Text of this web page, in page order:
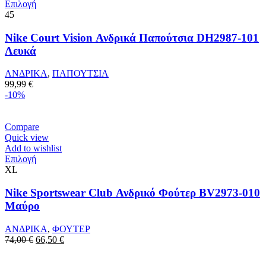
ΕπιλογήΑυτό
έχει
πολλαπλές
παραλλαγές.
επιλογές
σελίδα
του
προϊόντος
45
Nike Court Vision Ανδρικά Παπούτσια DH2987-101
Λευκά
ΑΝΔΡΙΚΑ, ΠΑΠΟΥΤΣΙΑ
99,99 €
-10%
Compare
Quick view
Add to wishlist
ΕπιλογήΑυτό
έχει
πολλαπλές
παραλλαγές.
επιλογές
μπορούν
XL
Nike Sportswear Club Ανδρικό Φούτερ BV2973-010
Μαύρο
ΑΝΔΡΙΚΑ, ΦΟΥΤΕΡ
74,00€ Original
66,50 €Η